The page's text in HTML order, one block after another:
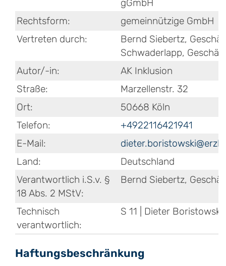
gGmbH
Rechtsform:
gemeinnützige GmbH
Vertreten durch:
Bernd Siebertz,
Schwaderlapp,
Autor/-in:
AK Inklusion
Straße:
Marzellenstr. 32
Ort:
50668 Köln
Telefon:
+4922116421941
E-Mail:
Land:
Deutschland
Verantwortlich i.S.v. §
18 Abs. 2 MStV:
Bernd Siebertz,
Technisch
verantwortlich:
S 11 | Dieter Boristowski
Haftungsbeschränkung